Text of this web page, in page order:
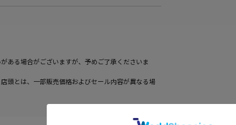
ある場合がございますが、予めご了承くださいま
頭とは、一部販売価格およびセール内容が異なる場